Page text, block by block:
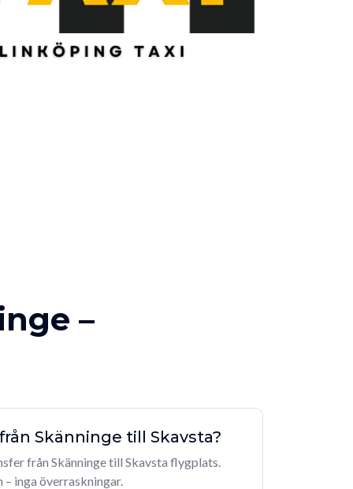
–
Skänninge till Skavsta?
från Skänninge till Skavsta flygplats.
inga överraskningar.